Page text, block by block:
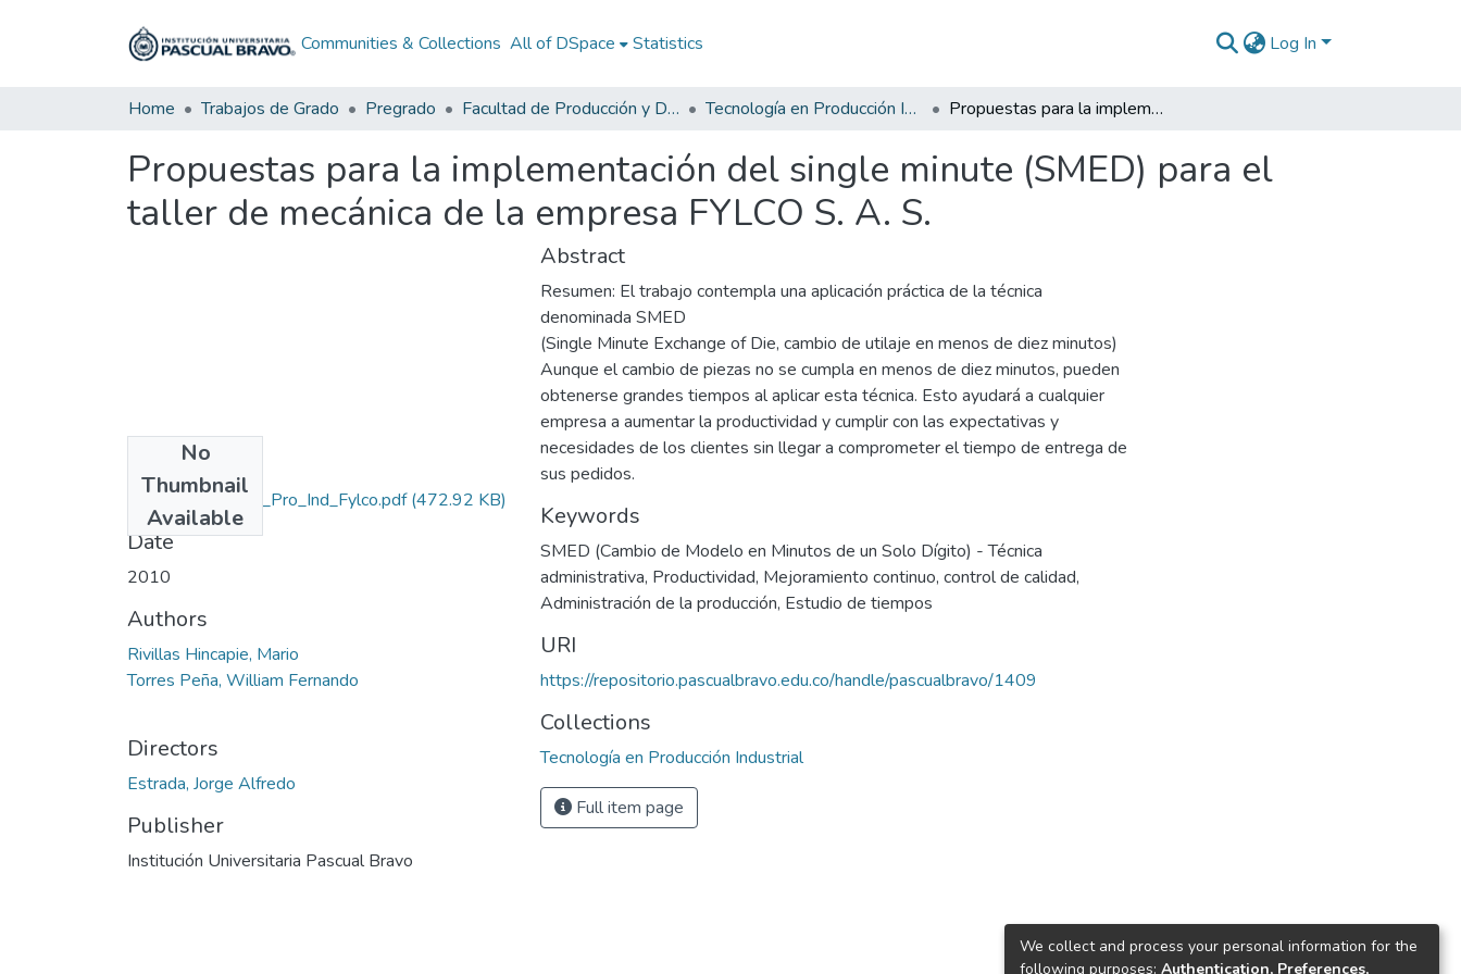
Communities & Collections All of DSpace Statistics Log In
Home Trabajos de Grado Pregrado Facultad de Producción y Diseño Tecnología en Producción Industrial Propuestas para la implementación del single minute (SMED) para el taller de mecánica de la empresa FYLCO S. A. S.
Propuestas para la implementación del single minute (SMED) para el
taller de mecánica de la empresa FYLCO S. A. S.
No
Thumbnail
Available
Rep_IUPB_Tec_Pro_Ind_Fylco.pdf(472.92 KB)
Date
2010
Authors
Rivillas Hincapie, Mario
Torres Peña, William Fernando
Directors
Estrada, Jorge Alfredo
Publisher
Institución Universitaria Pascual Bravo
Abstract
Resumen: El trabajo contempla una aplicación práctica de la técnica
denominada SMED
(Single Minute Exchange of Die, cambio de utilaje en menos de diez minutos)
Aunque el cambio de piezas no se cumpla en menos de diez minutos, pueden
obtenerse grandes tiempos al aplicar esta técnica. Esto ayudará a cualquier
empresa a aumentar la productividad y cumplir con las expectativas y
necesidades de los clientes sin llegar a comprometer el tiempo de entrega de
sus pedidos.
Keywords
SMED (Cambio de Modelo en Minutos de un Solo Dígito) - Técnica
administrativa, Productividad, Mejoramiento continuo, control de calidad,
Administración de la producción, Estudio de tiempos
URI
https://repositorio.pascualbravo.edu.co/handle/pascualbravo/1409
Collections
Tecnología en Producción Industrial
Full item page
We collect and process your personal information for the
following purposes: Authentication, Preferences,